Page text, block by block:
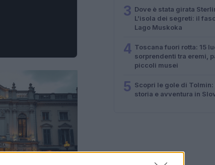
3 Dove è stata girata
L’isola dei segreti: il
Lago Muskoka
4 Toscana fuori rotta: 15
sorprendenti tra eremi,
piccoli musei
5 Scopri le gole di Tolmin:
storia e avventura in